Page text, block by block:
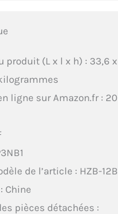
produit (L x l x h) : 33,6
ligne sur Amazon.fr :
de l’article : HZB-
Chine
pièces détachées :